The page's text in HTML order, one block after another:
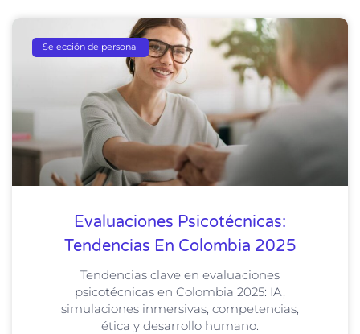
Selección de personal
Evaluaciones Psicotécnicas:
Tendencias En Colombia 2025
Tendencias clave en evaluaciones
psicotécnicas en Colombia 2025: IA,
simulaciones inmersivas, competencias,
ética y desarrollo humano.